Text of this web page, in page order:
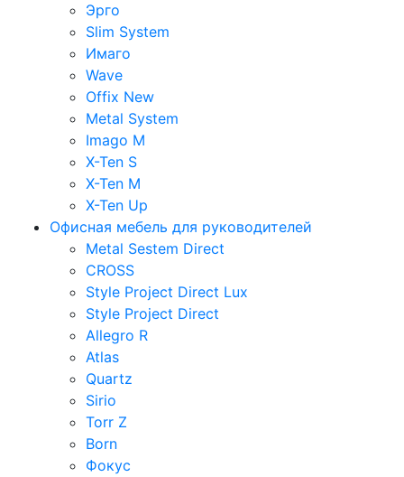
Эрго
Slim System
Имаго
Wave
Offix New
Metal System
Imago M
X-Ten S
X-Ten M
X-Ten Up
Офисная мебель для руководителей
Metal Sestem Direct
CROSS
Style Project Direct Lux
Style Project Direct
Allegro R
Atlas
Quartz
Sirio
Torr Z
Born
Фокус